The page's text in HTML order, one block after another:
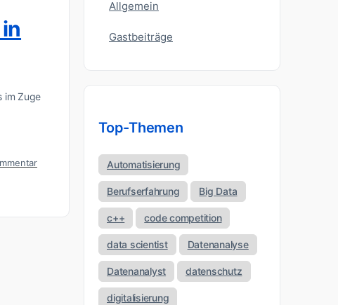
im Zuge
Allgemein
Gastbeiträge
Top-Themen
Automatisierung
Berufserfahrung Big Data
c++ code competition
data scientist Datenanalyse
Datenanalyst datenschutz
digitalisierung